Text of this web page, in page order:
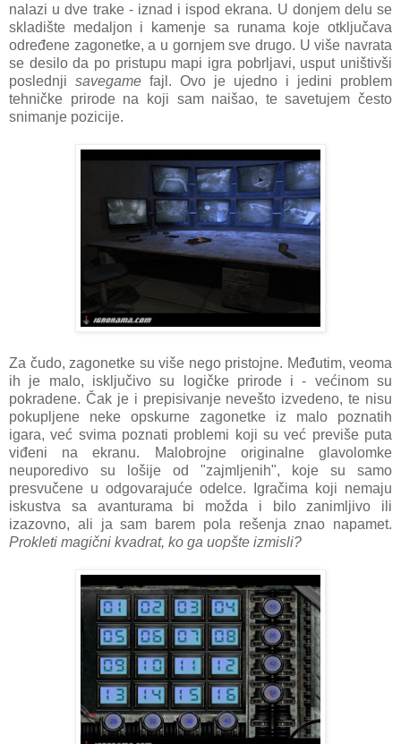
nalazi u dve trake - iznad i ispod ekrana. U donjem delu se
skladište medaljon i kamenje sa runama koje otključava
određene zagonetke, a u gornjem sve drugo. U više navrata
se desilo da po pristupu mapi igra pobrljavi, usput uništivši
poslednji savegame fajl. Ovo je ujedno i jedini problem
tehničke prirode na koji sam naišao, te savetujem često
snimanje pozicije.
Za čudo, zagonetke su više nego pristojne. Međutim, veoma
ih je malo, isključivo su logičke prirode i - većinom su
pokradene. Čak je i prepisivanje nevešto izvedeno, te nisu
pokupljene neke opskurne zagonetke iz malo poznatih
igara, već svima poznati problemi koji su već previše puta
viđeni na ekranu. Malobrojne originalne glavolomke
neuporedivo su lošije od "zajmljenih", koje su samo
presvučene u odgovarajuće odelce. Igračima koji nemaju
iskustva sa avanturama bi možda i bilo zanimljivo ili
izazovno, ali ja sam barem pola rešenja znao napamet.
Prokleti magični kvadrat, ko ga uopšte izmisli?